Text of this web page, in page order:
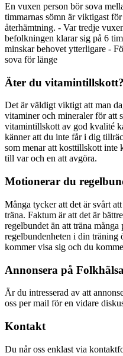
En vuxen person bör sova
timmarnas sömn är viktigast
återhämtning. - Var tredje
befolkningen klarar sig på 6
minskar behovet ytterligare -
sova för länge
Äter du vitamintillskott?
Det är väldigt viktigt att man
vitaminer och mineraler för att
vitamintillskott av god kvalité
känner att du inte får i dig
som menar att kosttillskott inte
till var och en att avgöra.
Motionerar du
Många tycker att det är svårt
träna. Faktum är att det är
regelbundet än att träna
regelbundenheten i din träning
kommer visa sig och du
Annonsera på
Är du intresserad av att
oss per mail för en vidare
Kontakt
Du når oss enklast via